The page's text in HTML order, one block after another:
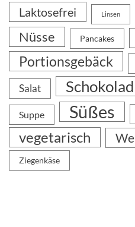
Laktosefrei Linsen
Nüsse Pancakes
Portionsgebäck
Salat
Suppe Süßes
vegetarisch
Ziegenkäse